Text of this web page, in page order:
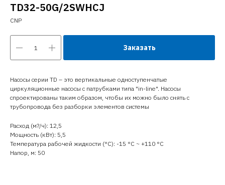
TD32-50G/2SWHCJ
CNP
Заказать
Насосы серии TD – это вертикальные одноступенчатые
циркуляционные насосы с патрубками типа "in-line". Насосы
спроектированы таким образом, чтобы их можно было снять с
трубопровода без разборки элементов системы
Расход (м?/ч): 12,5
Мощность (кВт): 5,5
Температура рабочей жидкости (°C): -15 °С ~ +110 °С
Напор, м: 50